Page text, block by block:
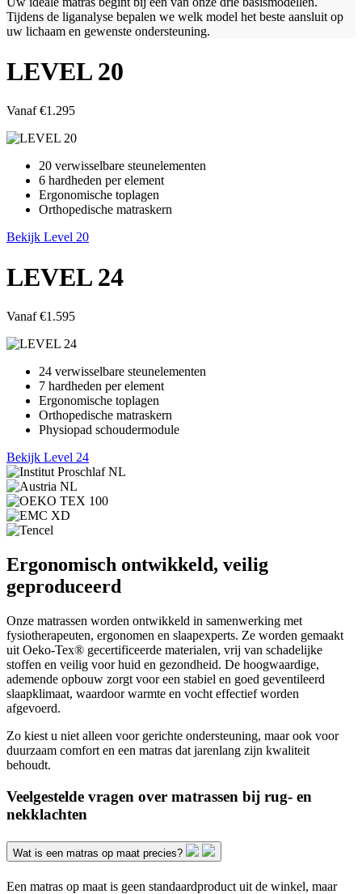
Tijdens de liganalyse bepalen we welk model het beste aansluit op
uw lichaam en gewenste ondersteuning.
LEVEL 20
Vanaf €1.295
20 verwisselbare steunelementen
6 hardheden per element
Ergonomische toplagen
Orthopedische matraskern
Bekijk Level 20
LEVEL 24
Vanaf €1.595
24 verwisselbare steunelementen
7 hardheden per element
Ergonomische toplagen
Orthopedische matraskern
Physiopad schoudermodule
Bekijk Level 24
Ergonomisch ontwikkeld, veilig
geproduceerd
Onze matrassen worden ontwikkeld in samenwerking met
fysiotherapeuten, ergonomen en slaapexperts. Ze worden gemaakt
uit Oeko-Tex® gecertificeerde materialen, vrij van schadelijke
stoffen en veilig voor huid en gezondheid. De hoogwaardige,
ademende opbouw zorgt voor een stabiel en goed geventileerd
slaapklimaat, waardoor warmte en vocht effectief worden
afgevoerd.
Zo kiest u niet alleen voor gerichte ondersteuning, maar ook voor
duurzaam comfort en een matras dat jarenlang zijn kwaliteit
behoudt.
Veelgestelde vragen over matrassen bij rug- en
nekklachten
Wat is een matras op maat precies?
Een matras op maat is geen standaardproduct uit de winkel, maar